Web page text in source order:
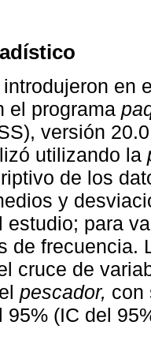
en
el programa
versión
utilizando la
de los
y
estudio; para
de frecuencia.
cruce de
pescador, con
95% (IC del